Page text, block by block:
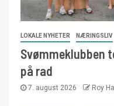
LOKALE NYHETER NÆRINGSLIV
Svømmeklubben
på rad
7. august 2026 Roy